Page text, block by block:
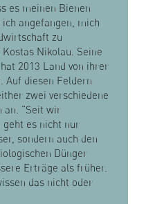
es meinen Bienen
angefangen, mich
zu
Nikolau. Seine
2013 Land von ihrer
Auf diesen Feldern
zwei verschiedene
an. "Seit wir
geht es nicht nur
sondern auch den
Dünger
Erträge als früher.
das nicht oder